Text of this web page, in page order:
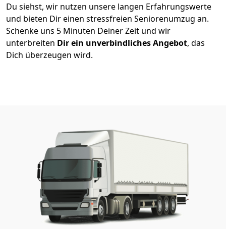
Du siehst, wir nutzen unsere langen Erfahrungswerte
und bieten Dir einen stressfreien Seniorenumzug an.
Schenke uns 5 Minuten Deiner Zeit und wir
unterbreiten Dir ein unverbindliches Angebot, das
Dich überzeugen wird.